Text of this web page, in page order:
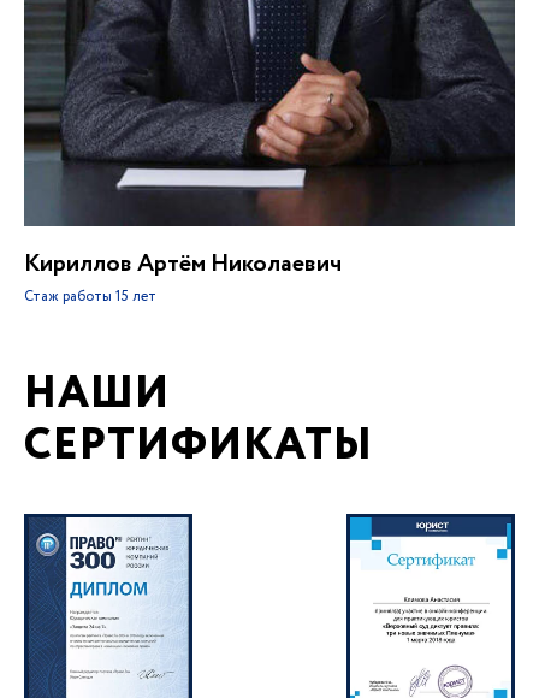
Кириллов Артём Николаевич
Стаж работы 15 лет
НАШИ
СЕРТИФИКАТЫ